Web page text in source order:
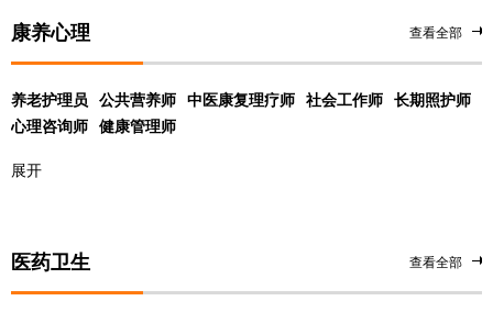
康养心理 查看全部
养老护理员 公共营养师 中医康复理疗师 社会工作师
长期照护师
心理咨询师
健康管理师
展开
医药卫生 查看全部